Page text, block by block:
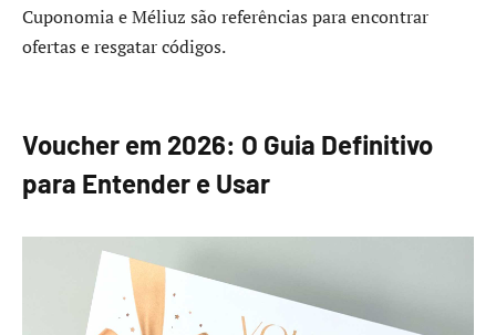
Cuponomia e Méliuz são referências para encontrar
ofertas e resgatar códigos.
Voucher em 2026: O Guia Definitivo
para Entender e Usar